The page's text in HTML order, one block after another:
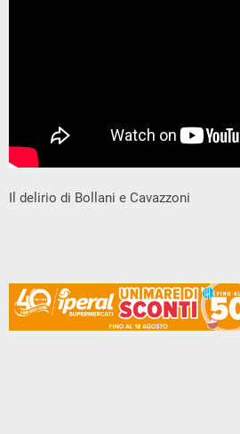
Il delirio di Bollani e Cavazzoni